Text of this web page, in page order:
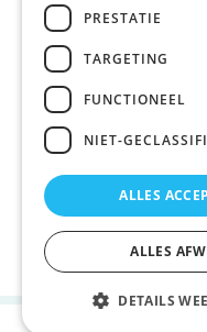
Meld je aan voor de
Landelijke informatie
PRESTATIE
TARGETING
FUNCTIONEEL
NIET-
ALLES
ALLES
DETAILS